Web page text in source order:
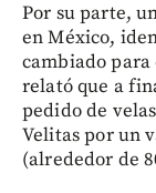
Por su parte,
en México,
cambiado
relató que a
pedido de
Velitas por un
(alrededor de